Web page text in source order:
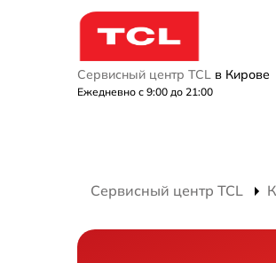
Сервисный центр TCL в Кирове
Ежедневно с 9:00 до 21:00
Сервисный центр TCL